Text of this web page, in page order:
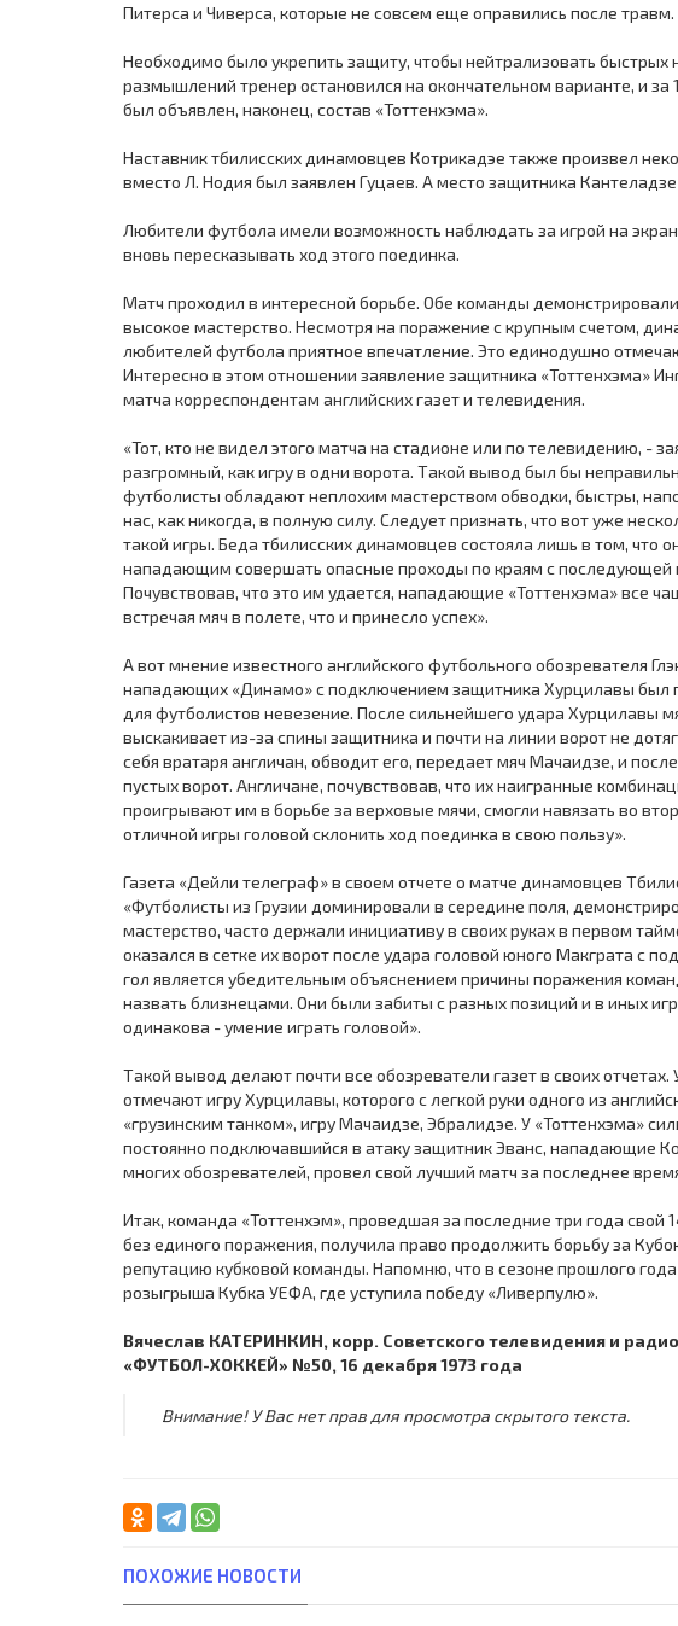
Питерса и Чиверса, которые не совсем еще оправились после травм.
Необходимо было укрепить защиту, чтобы нейтрализовать
размышлений тренер остановился на окончательном варианте, и за
был объявлен, наконец, состав «Тоттенхэма».
Наставник тбилисских динамовцев Котрикадэе также произвел
вместо Л. Нодия был заявлен Гуцаев. А место защитника
Любители футбола имели возможность наблюдать за игрой на
вновь пересказывать ход этого поединка.
Матч проходил в интересной борьбе. Обе команды
высокое мастерство. Несмотря на поражение с крупным счетом,
любителей футбола приятное впечатление. Это единодушно
Интересно в этом отношении заявление защитника «Тоттенхэма»
матча корреспондентам английских газет и телевидения.
«Тот, кто не видел этого матча на стадионе или по телевидению, -
разгромный, как игру в одни ворота. Такой вывод был бы
футболисты обладают неплохим мастерством обводки, быстры,
нас, как никогда, в полную силу. Следует признать, что вот уже
такой игры. Беда тбилисских динамовцев состояла лишь в том, что
нападающим совершать опасные проходы по краям с
Почувствовав, что это им удается, нападающие «Тоттенхэма» все
встречая мяч в полете, что и принесло успех».
А вот мнение известного английского футбольного обозревателя
нападающих «Динамо» с подключением защитника Хурцилавы
для футболистов невезение. После сильнейшего удара Хурцилавы
выскакивает из-за спины защитника и почти на линии ворот не
себя вратаря англичан, обводит его, передает мяч Мачаидзе, и
пустых ворот. Англичане, почувствовав, что их наигранные
проигрывают им в борьбе за верховые мячи, смогли навязать во
отличной игры головой склонить ход поединка в свою пользу».
Газета «Дейли телеграф» в своем отчете о матче динамовцев
«Футболисты из Грузии доминировали в середине поля,
мастерство, часто держали инициативу в своих руках в первом
оказался в сетке их ворот после удара головой юного Макграта с
гол является убедительным объяснением причины поражения
назвать близнецами. Они были забиты с разных позиций и в иных
одинакова - умение играть головой».
Такой вывод делают почти все обозреватели газет в своих
отмечают игру Хурцилавы, которого с легкой руки одного из
«грузинским танком», игру Мачаидзе, Эбралидэе. У «Тоттенхэма»
постоянно подключавшийся в атаку защитник Эванс, нападающие
многих обозревателей, провел свой лучший матч за последнее
Итак, команда «Тоттенхэм», проведшая за последние три года
без единого поражения, получила право продолжить борьбу за
репутацию кубковой команды. Напомню, что в сезоне прошлого
розыгрыша Кубка УЕФА, где уступила победу «Ливерпулю».
Вячеслав КАТЕРИНКИН, корр. Советского телевидения и
«ФУТБОЛ-ХОККЕЙ» №50, 16 декабря 1973 года
Внимание! У Вас нет прав для просмотра скрытого текста.
ПОХОЖИЕ НОВОСТИ